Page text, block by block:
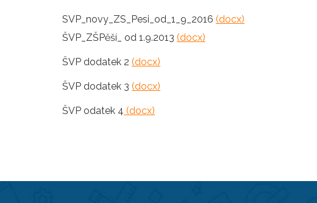
SVP_novy_ZS_Pesi_od_1_9_2016 (docx)
ŠVP_ZŠPěší_ od 1.9.2013 (docx)
ŠVP dodatek 2 (docx)
ŠVP dodatek 3 (docx)
ŠVP odatek 4 (docx)